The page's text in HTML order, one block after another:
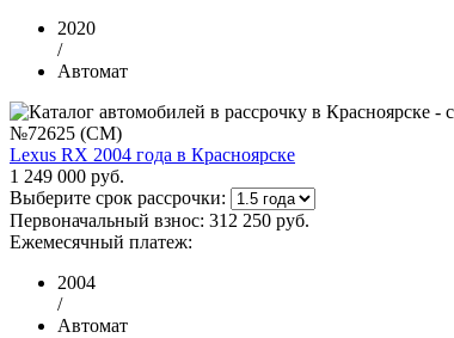
2020
/
Автомат
№72625 (CM)
Lexus RX 2004 года в Красноярске
1 249 000 руб.
Выберите срок рассрочки:
Первоначальный взнос: 312 250 руб.
Ежемесячный платеж:
2004
/
Автомат